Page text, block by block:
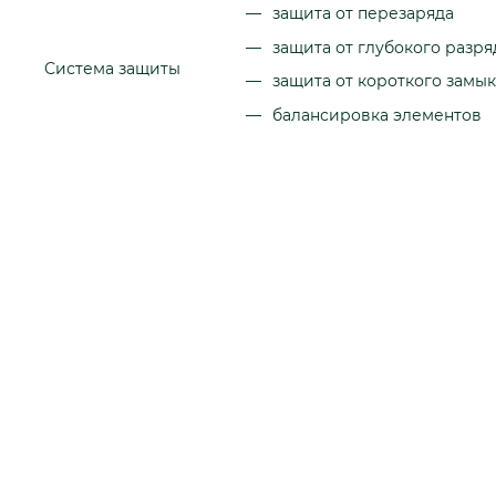
Система защиты
защита от перезаряда
защита от глубокого
защита от короткого
балансировка элементов